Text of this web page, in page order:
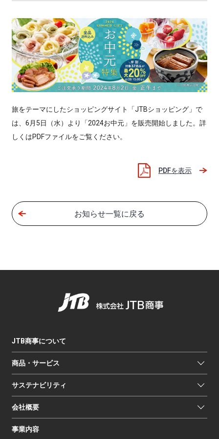
旅をテーマにしたショッピングサイト「JTBショッピング」で
は、6月5日（水）より「2024お中元」を販売開始しました。詳
しくはPDFファイルをご覧ください。
PDFを表示
お知らせ一覧に戻る
JTB商事について
商品・サービス
サステナビリティ
会社概要
事業内容